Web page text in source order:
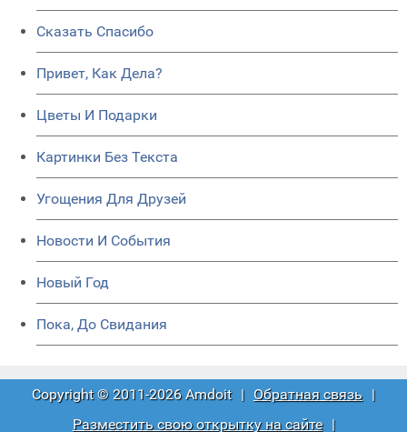
Сказать Спасибо
Привет, Как Дела?
Цветы И Подарки
Картинки Без Текста
Угощения Для Друзей
Новости И События
Новый Год
Пока, До Свидания
Copyright © 2011-2026 Amdoit | Обратная связь |
Разместить свою открытку на сайте
|